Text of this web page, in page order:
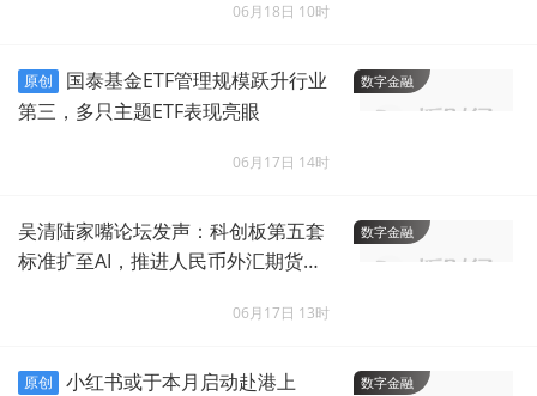
06月18日 10时
数字金融
原创
国泰基金ETF管理规模跃升行业
第三，多只主题ETF表现亮眼
06月17日 14时
数字金融
吴清陆家嘴论坛发声：科创板第五套
标准扩至AI，推进人民币外汇期货试
06月17日 13时
数字金融
原创
小红书或于本月启动赴港上